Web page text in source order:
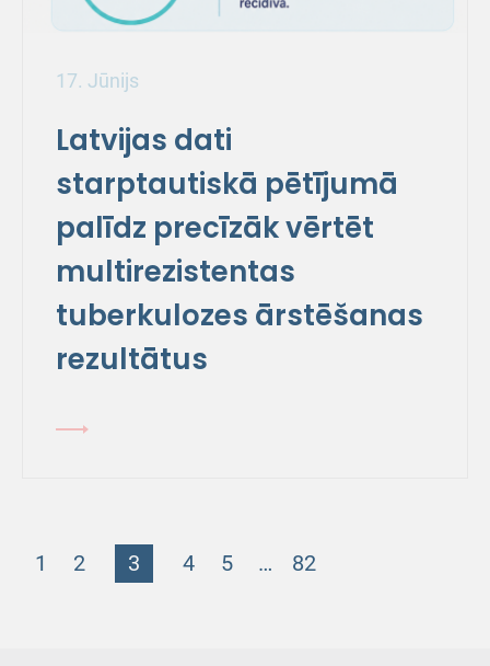
17. Jūnijs
Latvijas dati
starptautiskā pētījumā
palīdz precīzāk vērtēt
multirezistentas
tuberkulozes ārstēšanas
rezultātus
1 2 3 4 5 … 82